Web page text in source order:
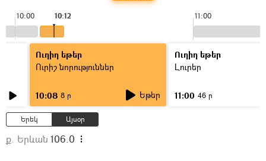
10:00 11:00
10:12
Ուղիղ եթեր
Ուրիշ նորություններ
10:08 8 ր Եթեր
Ուղիղ եթեր
Լուրեր
11:00 46 ր
Երեկ Այսօր
ք. Երևան 106.0